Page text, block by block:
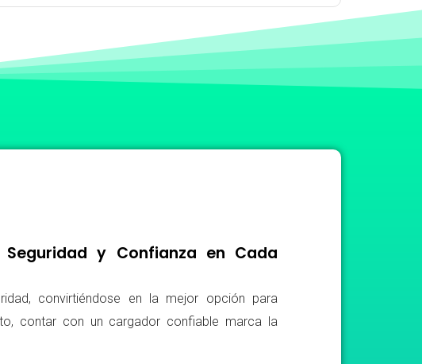
y Confianza en Cada
convirtiéndose en la mejor opción para
contar con un cargador confiable marca la